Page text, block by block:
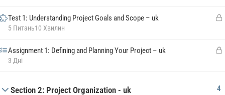
Test 1: Understanding Project Goals and Scope – uk
10 Хвилин
5 Питань
Assignment 1: Defining and Planning Your Project – uk
3 Дні
Section 2: Project Organization - uk 4